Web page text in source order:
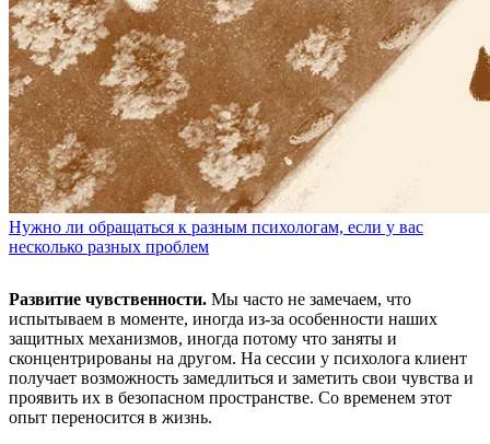
Нужно ли обращаться к разным психологам, если у вас
несколько разных проблем
Развитие чувственности. Мы часто не замечаем, что
испытываем в моменте, иногда из-за особенности наших
защитных механизмов, иногда потому что заняты и
сконцентрированы на другом. На сессии у психолога клиент
получает возможность замедлиться и заметить свои чувства и
проявить их в безопасном пространстве. Со временем этот
опыт переносится в жизнь.